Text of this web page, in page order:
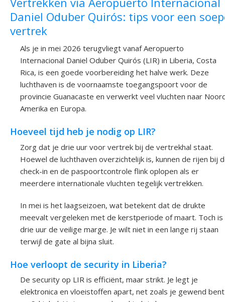
Daniel Oduber Quirós: tips voor een
vertrek
Als je in mei 2026 terugvliegt vanaf Aeropuerto
Internacional Daniel Oduber Quirós (LIR) in Liberia, Costa
Rica, is een goede voorbereiding het halve werk. Deze
luchthaven is de voornaamste toegangspoort voor de
provincie Guanacaste en verwerkt veel vluchten naar
Amerika en Europa.
Hoeveel tijd heb je nodig op LIR?
Zorg dat je drie uur voor vertrek bij de vertrekhal staat.
Hoewel de luchthaven overzichtelijk is, kunnen de rijen bij
check-in en de paspoortcontrole flink oplopen als er
meerdere internationale vluchten tegelijk vertrekken.
In mei is het laagseizoen, wat betekent dat de drukte
meevalt vergeleken met de kerstperiode of maart. Toch is
drie uur de veilige marge. Je wilt niet in een lange rij staan
terwijl de gate al bijna sluit.
Hoe verloopt de security in Liberia?
De security op LIR is efficiënt, maar strikt. Je legt je
elektronica en vloeistoffen apart, net zoals je gewend bent